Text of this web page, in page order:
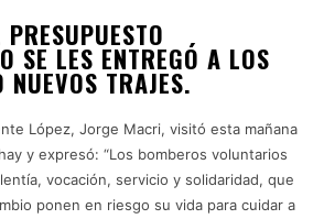
SE LES ENTREGÓ A LOS
TRAJES.
López, Jorge Macri, visitó esta mañana
y expresó: “Los bomberos voluntarios
vocación, servicio y solidaridad, que
ponen en riesgo su vida para cuidar a